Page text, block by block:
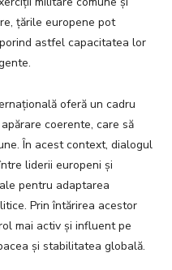
țările europene pot
astfel capacitatea lor
oferă un cadru
coerente, care să
În acest context, dialogul
liderii europeni și
pentru adaptarea
Prin întărirea acestor
mai activ și influent pe
și stabilitatea globală.